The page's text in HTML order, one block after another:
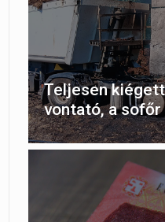
Teljesen
vontató, a